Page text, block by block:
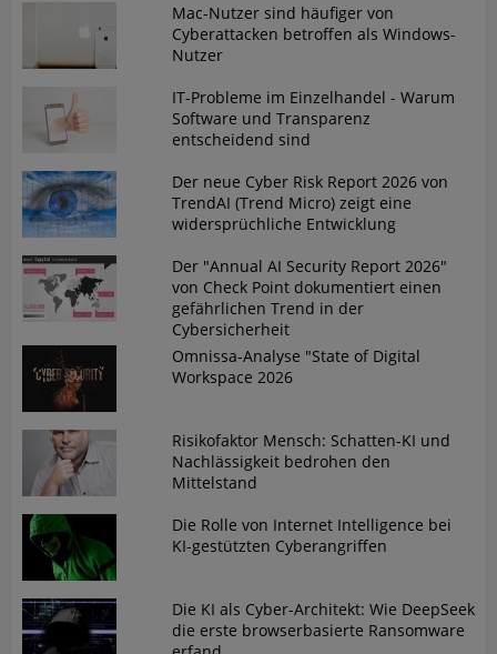
Mac-Nutzer sind häufiger von
Cyberattacken betroffen als Windows-
Nutzer
IT-Probleme im Einzelhandel - Warum
Software und Transparenz
entscheidend sind
Der neue Cyber Risk Report 2026 von
TrendAI (Trend Micro) zeigt eine
widersprüchliche Entwicklung
Der "Annual AI Security Report 2026"
von Check Point dokumentiert einen
gefährlichen Trend in der
Cybersicherheit
Omnissa-Analyse "State of Digital
Workspace 2026
Risikofaktor Mensch: Schatten-KI und
Nachlässigkeit bedrohen den
Mittelstand
Die Rolle von Internet Intelligence bei
KI-gestützten Cyberangriffen
Die KI als Cyber-Architekt: Wie DeepSeek
die erste browserbasierte Ransomware